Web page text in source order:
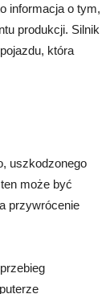
informacja o tym,
produkcji. Silnik
która
uszkodzonego
może być
przywrócenie